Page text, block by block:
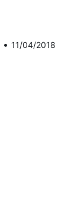
• 11/04/2018